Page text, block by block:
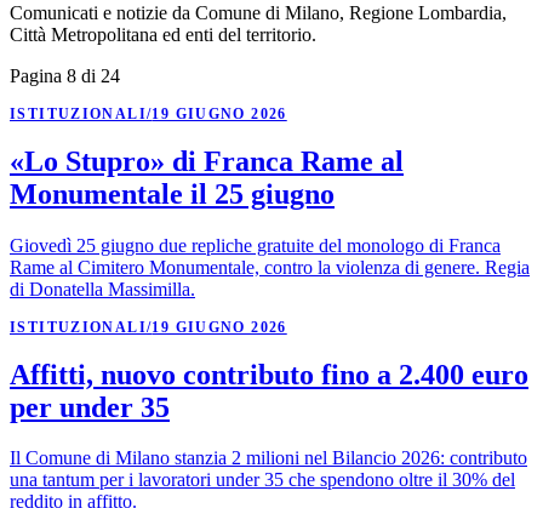
Comunicati e notizie da Comune di Milano, Regione Lombardia,
Città Metropolitana ed enti del territorio.
Pagina 8 di 24
ISTITUZIONALI/19 GIUGNO 2026
«Lo Stupro» di Franca Rame al
Monumentale il 25 giugno
Giovedì 25 giugno due repliche gratuite del monologo di Franca
Rame al Cimitero Monumentale, contro la violenza di genere. Regia
di Donatella Massimilla.
ISTITUZIONALI/19 GIUGNO 2026
Affitti, nuovo contributo fino a 2.400 euro
per under 35
Il Comune di Milano stanzia 2 milioni nel Bilancio 2026: contributo
una tantum per i lavoratori under 35 che spendono oltre il 30% del
reddito in affitto.